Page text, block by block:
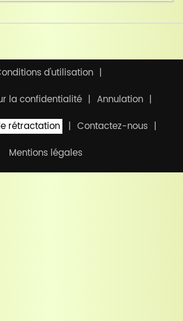
d'utilisation
la confidentialité
Annulation
rétractation
Contactez-nous
Mentions légales